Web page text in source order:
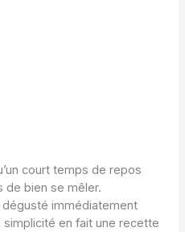
court temps de repos
de bien se mêler.
immédiatement
en fait une recette